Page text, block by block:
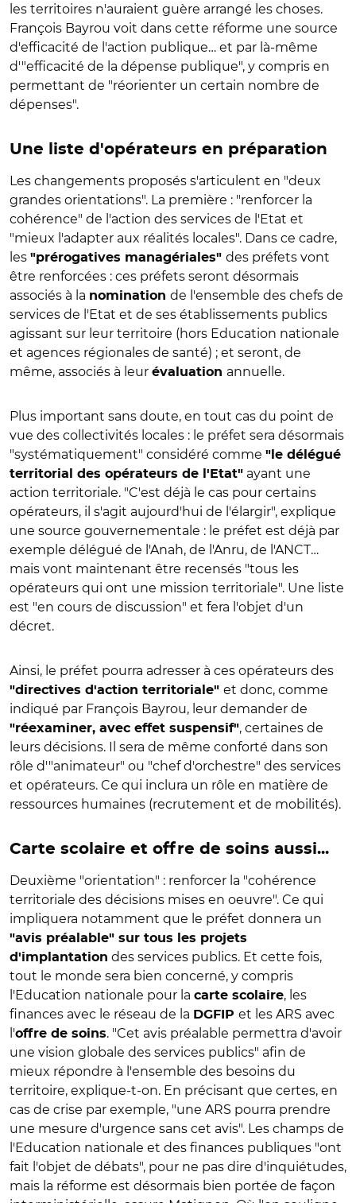
les territoires n'auraient guère arrangé les choses.
François Bayrou voit dans cette réforme une source
d'efficacité de l'action publique… et par là-même
d'"efficacité de la dépense publique", y compris en
permettant de "réorienter un certain nombre de
dépenses".
Une liste d'opérateurs en préparation
Les changements proposés s'articulent en "deux
grandes orientations". La première : "renforcer la
cohérence" de l'action des services de l'Etat et
"mieux l'adapter aux réalités locales". Dans ce cadre,
les "prérogatives managériales" des préfets vont
être renforcées : ces préfets seront désormais
associés à la nomination de l'ensemble des chefs de
services de l'Etat et de ses établissements publics
agissant sur leur territoire (hors Education nationale
et agences régionales de santé) ; et seront, de
même, associés à leur évaluation annuelle.
Plus important sans doute, en tout cas du point de
vue des collectivités locales : le préfet sera désormais
"systématiquement" considéré comme "le délégué
territorial des opérateurs de l'Etat" ayant une
action territoriale. "C'est déjà le cas pour certains
opérateurs, il s'agit aujourd'hui de l'élargir", explique
une source gouvernementale : le préfet est déjà par
exemple délégué de l'Anah, de l'Anru, de l'ANCT…
mais vont maintenant être recensés "tous les
opérateurs qui ont une mission territoriale". Une liste
est "en cours de discussion" et fera l'objet d'un
décret.
Ainsi, le préfet pourra adresser à ces opérateurs des
"directives d'action territoriale" et donc, comme
indiqué par François Bayrou, leur demander de
"réexaminer, avec effet suspensif", certaines de
leurs décisions. Il sera de même conforté dans son
rôle d'"animateur" ou "chef d'orchestre" des services
et opérateurs. Ce qui inclura un rôle en matière de
ressources humaines (recrutement et de mobilités).
Carte scolaire et offre de soins aussi...
Deuxième "orientation" : renforcer la "cohérence
territoriale des décisions mises en oeuvre". Ce qui
impliquera notamment que le préfet donnera un
"avis préalable" sur tous les projets
d'implantation des services publics. Et cette fois,
tout le monde sera bien concerné, y compris
l'Education nationale pour la carte scolaire, les
finances avec le réseau de la DGFIP et les ARS avec
l'offre de soins. "Cet avis préalable permettra d'avoir
une vision globale des services publics" afin de
mieux répondre à l'ensemble des besoins du
territoire, explique-t-on. En précisant que certes, en
cas de crise par exemple, "une ARS pourra prendre
une mesure d'urgence sans cet avis". Les champs de
l'Education nationale et des finances publiques "ont
fait l'objet de débats", pour ne pas dire d'inquiétudes,
mais la réforme est désormais bien portée de façon